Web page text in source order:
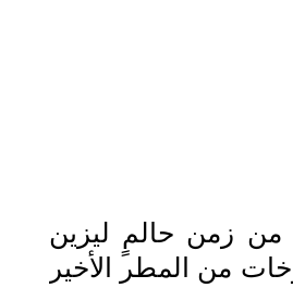
زمن حالمٍ ليزين
من المطر الأخير